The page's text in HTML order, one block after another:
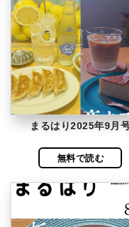
まるはり2025年9月
無料で読む